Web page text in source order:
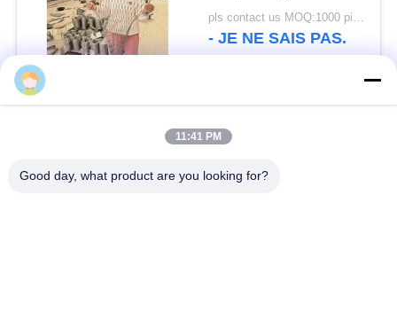
sécurité en câble
d'acier inoxydable
pls contact us MOQ:1000 pièces
- JE NE SAIS PAS.
Catégories populaires
Barrière défensive Barrière militaire
11:41 PM
Good day, what product are you looking for?